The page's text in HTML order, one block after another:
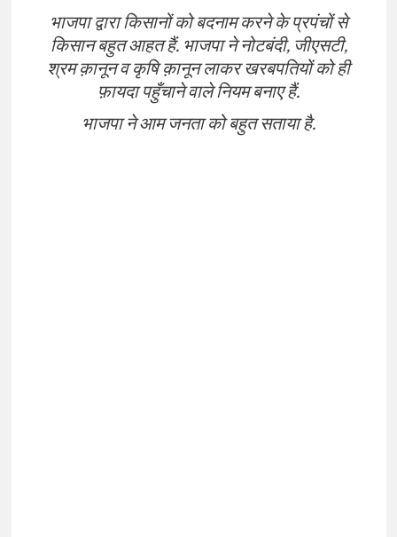
भाजपा द्वारा किसानों को बदनाम करने के प्रपंचों से
किसान बहुत आहत हैं. भाजपा ने नोटबंदी, जीएसटी,
श्रम क़ानून व कृषि क़ानून लाकर खरबपतियों को ही
फ़ायदा पहुँचाने वाले नियम बनाए हैं.
भाजपा ने आम जनता को बहुत सताया है.